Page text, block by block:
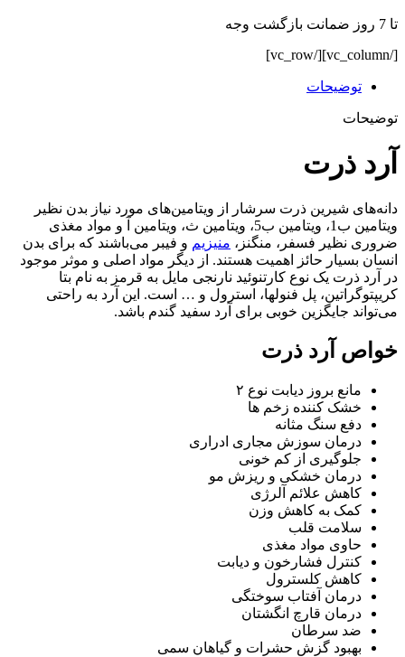
تا 7 روز ضمانت بازگشت وجه
[/vc_column][/vc_row]
توضیحات
توضیحات
آرد ذرت
دانه‌های شیرین ذرت سرشار از ویتامین‌های مورد نیاز بدن نظیر
ویتامین ب1، ویتامین ب5، ویتامین ث، ویتامین آ و مواد مغذی
ضروری نظیر فسفر، منگنز، منیزیم و فیبر می‌باشند که برای بدن
انسان بسیار حائز اهمیت هستند. از دیگر مواد اصلی و موثر موجود
در آرد ذرت یک نوع کارتنوئید نارنجی مایل به قرمز به نام بتا
کریپتوگراتین، پل فنولها، استرول و … است. این آرد به راحتی
می‌تواند جایگزین خوبی برای آرد سفید گندم باشد.
خواص آرد ذرت
مانع بروز دیابت نوع ۲
خشک کننده زخم ها
دفع سنگ مثانه
درمان سوزش مجاری ادراری
جلوگیری از کم خونی
درمان خشکی و ریزش مو
کاهش علائم آلرژی
کمک به کاهش وزن
سلامت قلب
حاوی مواد مغذی
کنترل فشارخون و دیابت
کاهش کلسترول
درمان آفتاب سوختگی
درمان قارچ انگشتان
ضد سرطان
بهبود گزش حشرات و گیاهان سمی